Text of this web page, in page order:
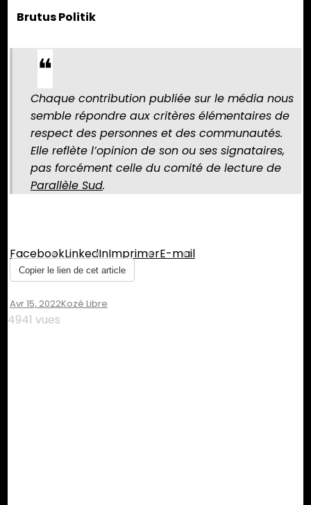
Brutus Politik
Chaque contribution publiée sur le média nous
semble répondre aux critères élémentaires de
respect des personnes et des communautés.
Elle reflète l’opinion de son ou ses signataires,
pas forcément celle du comité de lecture de
Parallèle Sud.
FacebookLinkedInImprimerE-mail
Copier le lien de cet article
Avr 15, 2022Kozé Libre
4941 vues